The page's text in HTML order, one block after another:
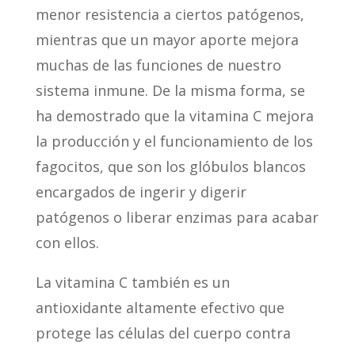
menor resistencia a ciertos patógenos,
mientras que un mayor aporte mejora
muchas de las funciones de nuestro
sistema inmune. De la misma forma, se
ha demostrado que la vitamina C mejora
la producción y el funcionamiento de los
fagocitos, que son los glóbulos blancos
encargados de ingerir y digerir
patógenos o liberar enzimas para acabar
con ellos.
La vitamina C también es un
antioxidante altamente efectivo que
protege las células del cuerpo contra